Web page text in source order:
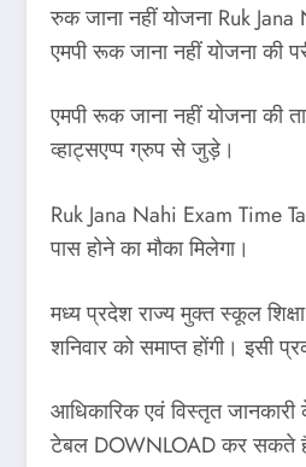
रुक जाना नहीं योजना Ruk
एमपी रूक जाना नहीं योजना की
एमपी रूक जाना नहीं योजना
व्हाट्सएप्प ग्रुप से जुड़े।
Ruk Jana Nahi Exam Time
पास होने का मौका मिलेगा।
मध्य प्रदेश राज्य मुक्त स्कूल
शनिवार को समाप्त होंगी। इसी
आधिकारिक एवं विस्तृत
टेबल DOWNLOAD कर सकते